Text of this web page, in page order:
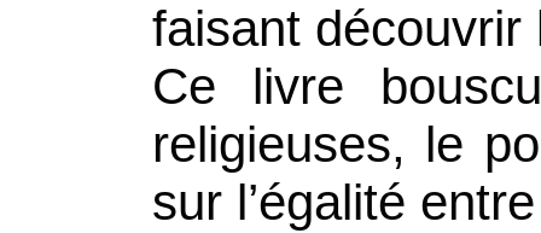
faisant découvrir
Ce livre
religieuses, le
sur l’égalité